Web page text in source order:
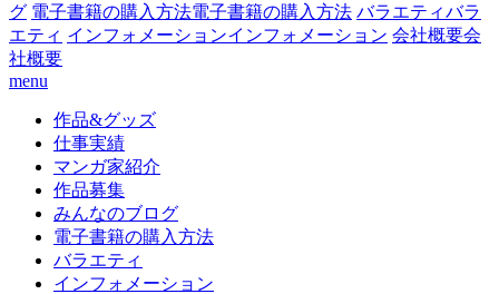
象:
グ 電子書籍の購入方法電子書籍の購入方法 バラエティバラ
エティ インフォメーションインフォメーション 会社概要会
社概要
menu
作品&グッズ
仕事実績
マンガ家紹介
作品募集
みんなのブログ
電子書籍の購入方法
バラエティ
インフォメーション